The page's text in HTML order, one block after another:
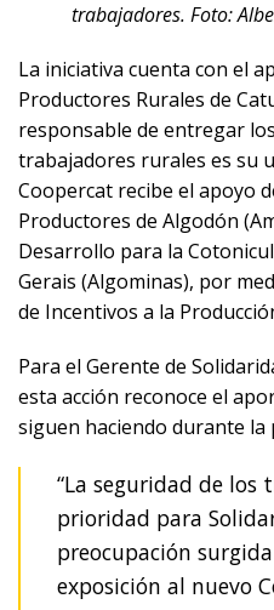
trabajadores. Foto:
La iniciativa cuenta con el
Productores Rurales de
responsable de entregar
trabajadores rurales es su
Coopercat recibe el apoyo
Productores de Algodón
Desarrollo para la
Gerais (Algominas), por
de Incentivos a la
Para el Gerente de
esta acción reconoce el
siguen haciendo durante la
“La seguridad de los
prioridad para
preocupación
exposición al nuevo